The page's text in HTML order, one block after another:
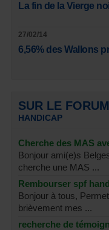
La fin de la Vierge
27/02/14
6,56% des Wallons
SUR LE FORUM
HANDICAP
Cherche des MAS
Bonjour ami(e)s
cherche une MAS ...
Rembourser spf
Bonjour à tous,
brièvement mes ...
recherche de